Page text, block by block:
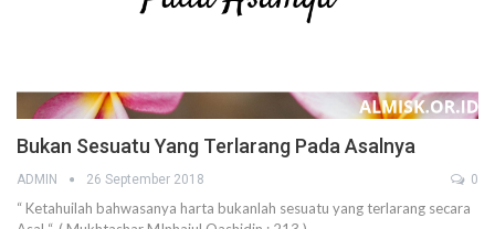
Bukan Sesuatu Yang Terlarang Pada Asalnya
ADMIN 26 September 2018 0
“ Ketahuilah bahwasanya harta bukanlah sesuatu yang terlarang secara